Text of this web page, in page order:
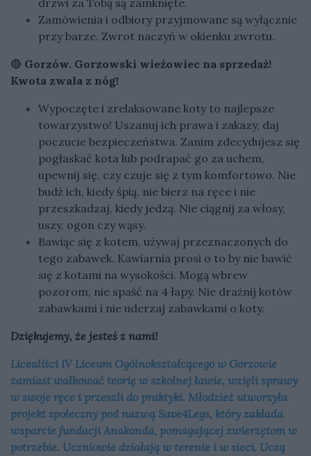
drzwi za Tobą są zamknięte.
Zamówienia i odbiory przyjmowane są wyłącznie
przy barze. Zwrot naczyń w okienku zwrotu.
🔴 Gorzów. Gorzowski wieżowiec na sprzedaż!
Kwota zwala z nóg!
Wypoczęte i zrelaksowane koty to najlepsze
towarzystwo! Uszanuj ich prawa i zakazy, daj
poczucie bezpieczeństwa. Zanim zdecydujesz się
pogłaskać kota lub podrapać go za uchem,
upewnij się, czy czuje się z tym komfortowo. Nie
budź ich, kiedy śpią, nie bierz na ręce i nie
przeszkadzaj, kiedy jedzą. Nie ciągnij za włosy,
uszy, ogon czy wąsy.
Bawiąc się z kotem, używaj przeznaczonych do
tego zabawek. Kawiarnia prosi o to by nie bawić
się z kotami na wysokości. Mogą wbrew
pozorom, nie spaść na 4 łapy. Nie drażnij kotów
zabawkami i nie uderzaj zabawkami o koty.
Dziękujemy, że jesteś z nami!
Licealiści IV Liceum Ogólnokształcącego w Gorzowie
zamiast wałkować teorię w szkolnej ławie, wzięli sprawy
w swoje ręce i przeszli do praktyki. Młodzież utworzyła
projekt społeczny pod nazwą Save4Legs, który zakłada
wsparcie fundacji Anakonda, pomagającej zwierzętom w
potrzebie. Uczniowie działają w terenie i w sieci. Uczą